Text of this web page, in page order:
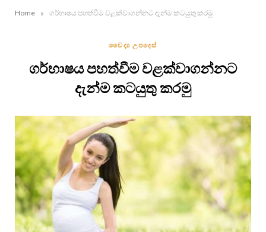
Home » ගර්භාෂය පහත්වීම වළක්වාගන්නට දැන්ම කටයුතු කරමු
වෛද්‍ය උපදෙස්
ගර්භාෂය පහත්වීම වළක්වාගන්නට
දැන්ම කටයුතු කරමු